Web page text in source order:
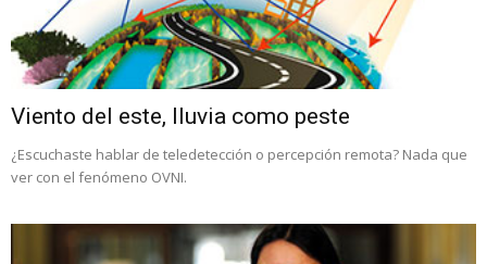
Viento del este, lluvia como peste
¿Escuchaste hablar de teledetección o percepción remota? Nada que
ver con el fenómeno OVNI.